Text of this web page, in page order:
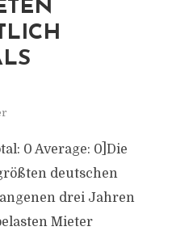
0 Average: 0]Die
deutschen
drei Jahren
Mieter